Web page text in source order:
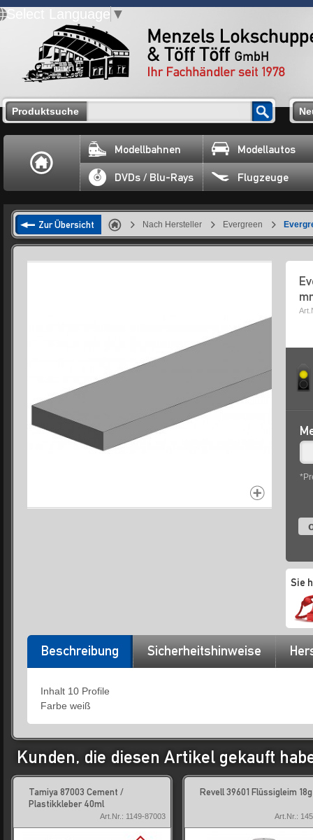
Select Language ▼
Produktsuche
Modellbahnen Modellautos
DVDs / Blu-Rays Flugzeuge
Zur Übersicht Nach Hersteller Evergreen
Sie
Beschreibung Sicherheitshinweise
Inhalt 10 Profile
Farbe weiß
Kunden, die diesen Artikel gekauft
Tamiya 87003 Cement /
Plastikkleber 40ml
Art.Nr.: 1149-87003
Revell 39601 Flüssigleim 18g
Art.Nr.: